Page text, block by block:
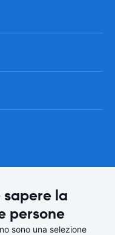
sapere la
persone
sono una selezione